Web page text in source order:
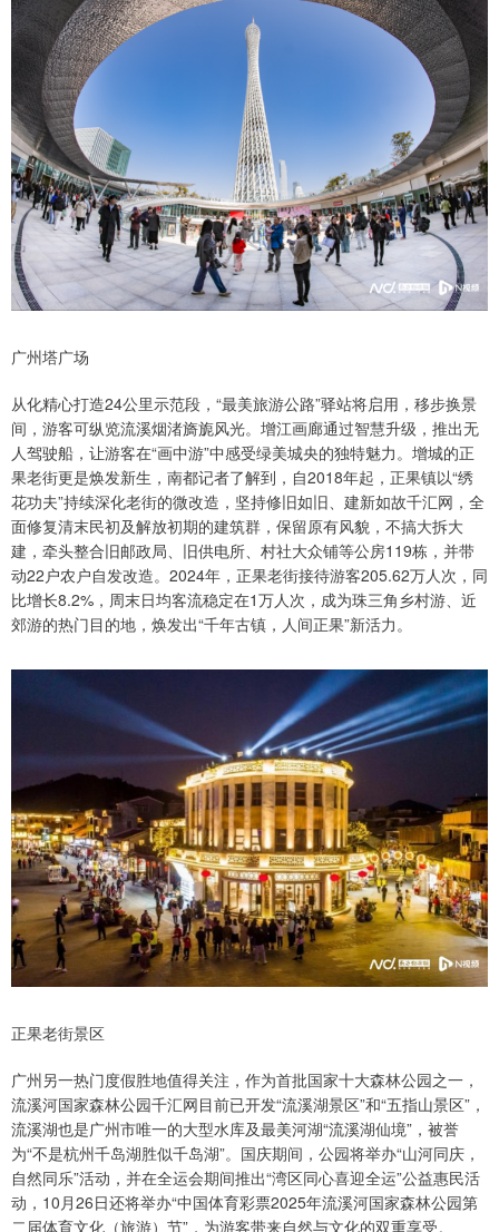
广州塔广场
从化精心打造24公里示范段，“最美旅游公路”驿站将启用，移步换景
间，游客可纵览流溪烟渚旖旎风光。增江画廊通过智慧升级，推出无
人驾驶船，让游客在“画中游”中感受绿美城央的独特魅力。增城的正
果老街更是焕发新生，南都记者了解到，自2018年起，正果镇以“绣
花功夫”持续深化老街的微改造，坚持修旧如旧、建新如故千汇网，全
面修复清末民初及解放初期的建筑群，保留原有风貌，不搞大拆大
建，牵头整合旧邮政局、旧供电所、村社大众铺等公房119栋，并带
动22户农户自发改造。2024年，正果老街接待游客205.62万人次，同
比增长8.2%，周末日均客流稳定在1万人次，成为珠三角乡村游、近
郊游的热门目的地，焕发出“千年古镇，人间正果”新活力。
正果老街景区
广州另一热门度假胜地值得关注，作为首批国家十大森林公园之一，
流溪河国家森林公园千汇网目前已开发“流溪湖景区”和“五指山景区”，
流溪湖也是广州市唯一的大型水库及最美河湖“流溪湖仙境”，被誉
为“不是杭州千岛湖胜似千岛湖”。国庆期间，公园将举办“山河同庆，
自然同乐”活动，并在全运会期间推出“湾区同心喜迎全运”公益惠民活
动，10月26日还将举办“中国体育彩票2025年流溪河国家森林公园第
二届体育文化（旅游）节”，为游客带来自然与文化的双重享受。